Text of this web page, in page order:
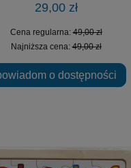
29,00 zł
Cena regularna:49,00 zł
Najniższa cena:49,00 zł
o dostępności